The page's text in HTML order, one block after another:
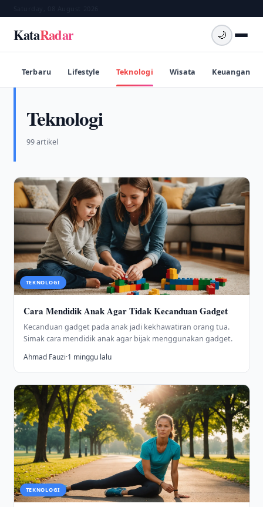
KataRadar 🌙
Terbaru Lifestyle Teknologi Wisata Keuangan
Teknologi
99 artikel
TEKNOLOGI
Cara Mendidik Anak Agar Tidak Kecanduan Gadget
Kecanduan gadget pada anak jadi kekhawatiran orang tua.
Simak cara mendidik anak agar bijak menggunakan gadget.
Ahmad Fauzi·1 minggu lalu
TEKNOLOGI